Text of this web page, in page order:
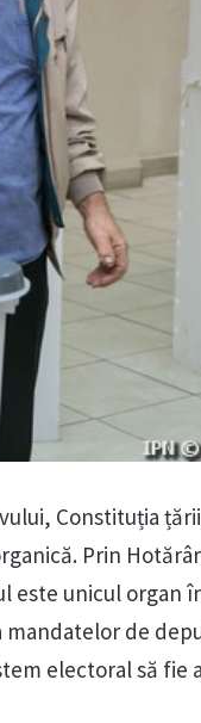
Constituția
Prin
este unicul organ
de
electoral să fie